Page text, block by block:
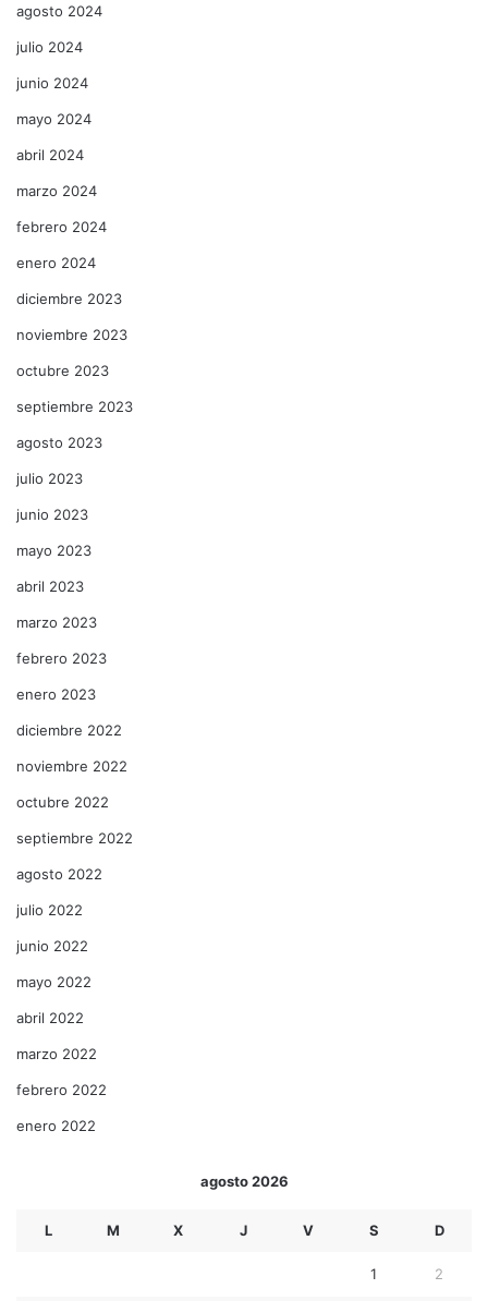
agosto 2024
julio 2024
junio 2024
mayo 2024
abril 2024
marzo 2024
febrero 2024
enero 2024
diciembre 2023
noviembre 2023
octubre 2023
septiembre 2023
agosto 2023
julio 2023
junio 2023
mayo 2023
abril 2023
marzo 2023
febrero 2023
enero 2023
diciembre 2022
noviembre 2022
octubre 2022
septiembre 2022
agosto 2022
julio 2022
junio 2022
mayo 2022
abril 2022
marzo 2022
febrero 2022
enero 2022
agosto 2026
L M X J V S D
1 2